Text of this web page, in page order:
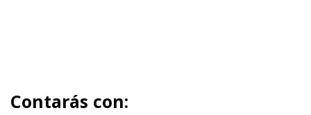
Contarás con: